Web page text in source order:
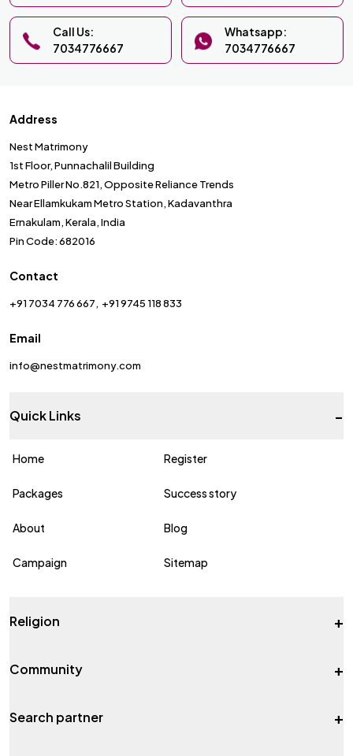
Call Us:
7034776667
Whatsapp:
7034776667
Address
Nest Matrimony
1st Floor, Punnachalil Building
Metro Piller No.821, Opposite Reliance Trends
Near Ellamkukam Metro Station, Kadavanthra
Ernakulam, Kerala, India
Pin Code: 682016
Contact
+91 7034 776 667 +91 9745 118 833
Email
info@nestmatrimony.com
Quick Links -
Home Register
Packages Success story
About Blog
Campaign Sitemap
Religion +
Community +
Search partner +